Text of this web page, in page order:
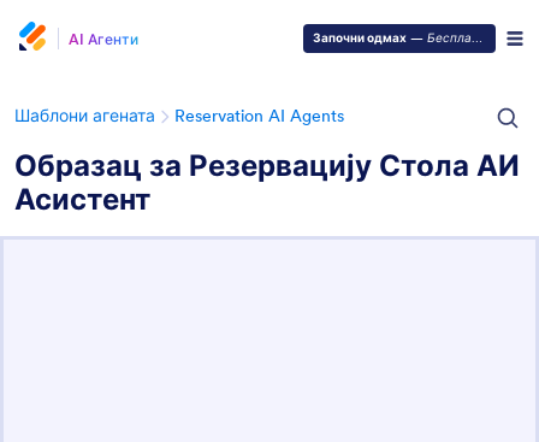
AI Агенти Започни одмах — Бесплатно је!
Шаблони агената Reservation AI Agents
Образац за Резервацију Стола АИ
Асистент